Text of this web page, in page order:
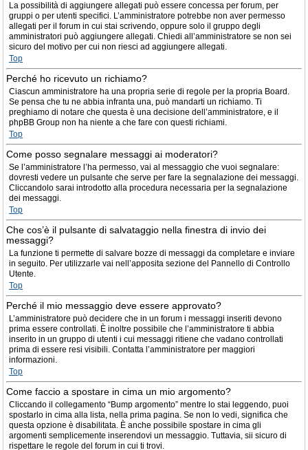
La possibilità di aggiungere allegati può essere concessa per forum, per
gruppi o per utenti specifici. L’amministratore potrebbe non aver permesso
allegati per il forum in cui stai scrivendo, oppure solo il gruppo degli
amministratori può aggiungere allegati. Chiedi all’amministratore se non sei
sicuro del motivo per cui non riesci ad aggiungere allegati.
Top
Perché ho ricevuto un richiamo?
Ciascun amministratore ha una propria serie di regole per la propria Board.
Se pensa che tu ne abbia infranta una, può mandarti un richiamo. Ti
preghiamo di notare che questa è una decisione dell’amministratore, e il
phpBB Group non ha niente a che fare con questi richiami.
Top
Come posso segnalare messaggi ai moderatori?
Se l’amministratore l’ha permesso, vai al messaggio che vuoi segnalare:
dovresti vedere un pulsante che serve per fare la segnalazione dei messaggi.
Cliccandolo sarai introdotto alla procedura necessaria per la segnalazione
dei messaggi.
Top
Che cos’è il pulsante di salvataggio nella finestra di invio dei
messaggi?
La funzione ti permette di salvare bozze di messaggi da completare e inviare
in seguito. Per utilizzarle vai nell’apposita sezione del Pannello di Controllo
Utente.
Top
Perché il mio messaggio deve essere approvato?
L’amministratore può decidere che in un forum i messaggi inseriti devono
prima essere controllati. È inoltre possibile che l’amministratore ti abbia
inserito in un gruppo di utenti i cui messaggi ritiene che vadano controllati
prima di essere resi visibili. Contatta l’amministratore per maggiori
informazioni.
Top
Come faccio a spostare in cima un mio argomento?
Cliccando il collegamento “Bump argomento” mentre lo stai leggendo, puoi
spostarlo in cima alla lista, nella prima pagina. Se non lo vedi, significa che
questa opzione è disabilitata. È anche possibile spostare in cima gli
argomenti semplicemente inserendovi un messaggio. Tuttavia, sii sicuro di
rispettare le regole del forum in cui ti trovi.